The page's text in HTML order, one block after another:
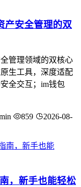
产安全管理的双
管理领域的双核心
生工具，深度适配
全交互；im钱包
859
2026-08-
，新手也能轻松